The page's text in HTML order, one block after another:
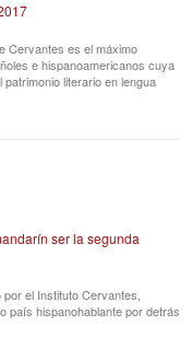
Cervantes es el máximo
e hispanoamericanos cuya
literario en lengua
ser la segunda
el Instituto Cervantes,
país hispanohablante por detrás